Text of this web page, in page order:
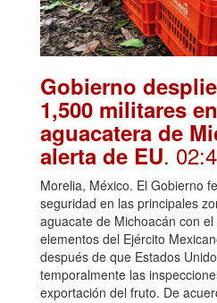
Gobierno
1,500 militares
aguacatera de
alerta de EU.
Morelia, México. El Gobierno
seguridad en las principales
aguacate de Michoacán con
elementos del Ejército
después de que Estados
temporalmente las
exportación del fruto. De